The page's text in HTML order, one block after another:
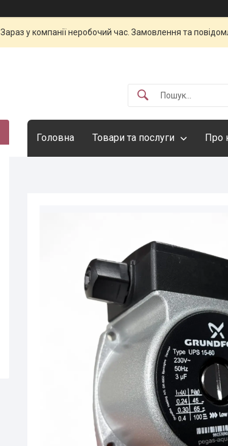
Зараз у компанії неробочий час. Замовлення та
Головна Товари та послуги Про